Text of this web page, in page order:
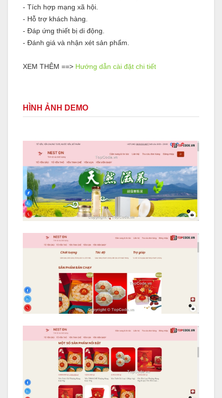
- Tích hợp mạng xã hội.
- Hỗ trợ khách hàng.
- Đáp ứng thiết bị di động.
- Đánh giá và nhận xét sản phẩm.
XEM THÊM ==> Hướng dẫn cài đặt chi tiết
HÌNH ẢNH DEMO